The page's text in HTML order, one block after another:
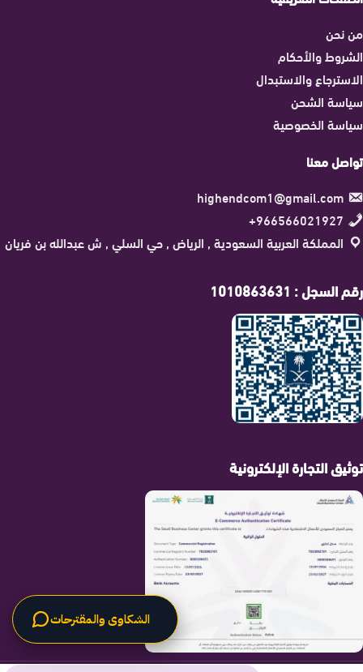
من نحن
الشروط والأحكام
الاسترجاع والاستبدال
سياسة الشحن
سياسة الخصوصية
تواصل معنا
highendcom1@gmail.com
966566021927+
المملكة العربية السعودية , الرياض , حي السلي , ش عبدالله بن فريان
رقم السجل : 1010863631
توثيق التجارة الإلكترونية
الشكاوى والمقترحات